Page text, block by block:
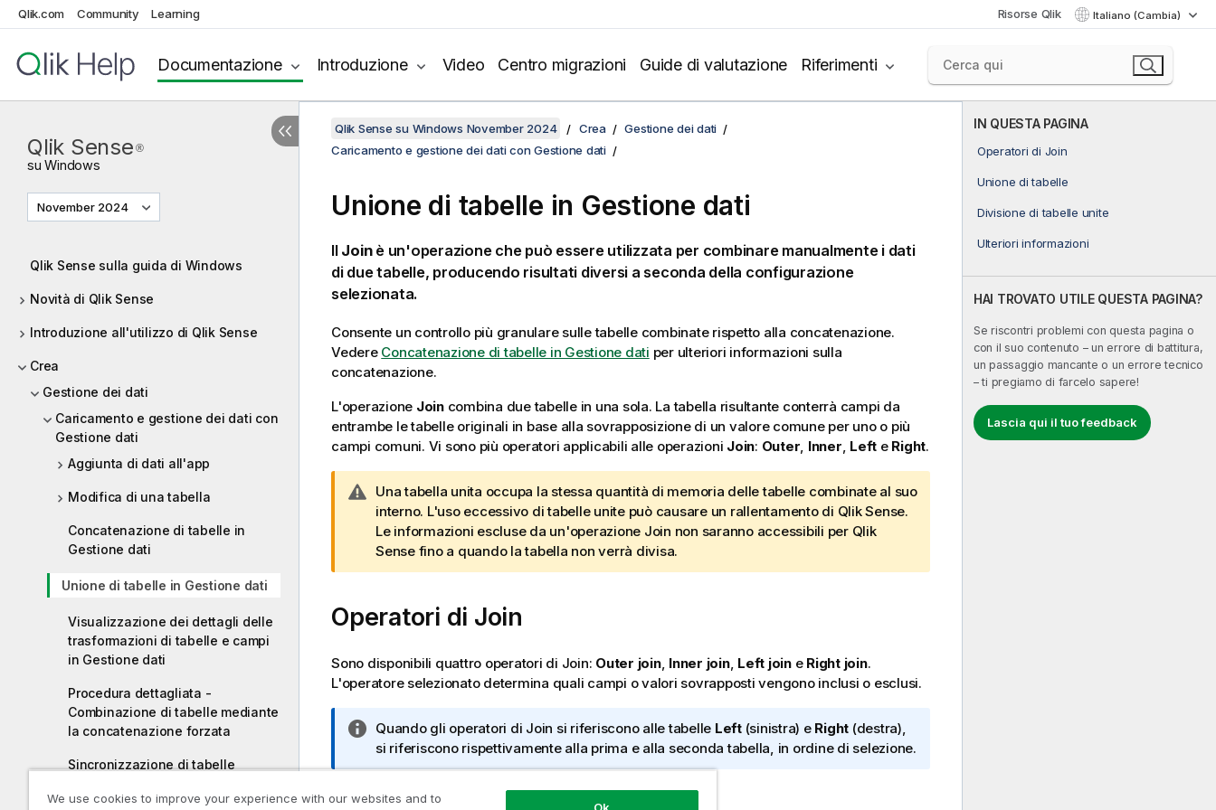
Qlik.com Community Learning Risorse Qlik Italiano (Cambia)
Documentazione Introduzione Video Centro migrazioni Guide di valutazione Riferimenti
Qlik Sense ®
suWindows
November 2024
Qlik Sense sulla guida di Windows
Novità di Qlik Sense
Introduzione all'utilizzo di Qlik Sense
Crea
Gestione dei dati
Caricamento e gestione dei dati con
Gestione dati
Aggiunta di dati all'app
Modifica di una tabella
Concatenazione di tabelle in
Gestione dati
Unione di tabelle in Gestione dati
Visualizzazione dei dettagli delle
trasformazioni di tabelle e campi
in Gestione dati
Procedura dettagliata -
Combinazione di tabelle mediante
la concatenazione forzata
Sincronizzazione di tabelle
Gestione dati
IN QUESTA PAGINA
Operatori di Join
Unione di tabelle
Divisione di tabelle unite
Ulteriori informazioni
HAI TROVATO UTILE QUESTA PAGINA?
Se riscontri problemi con questa pagina o
con il suo contenuto – un errore di battitura,
un passaggio mancante o un errore tecnico
– ti pregiamo di farcelo sapere!
Lascia qui il tuo feedback
Qlik Sense su Windows November 2024 Crea
Gestione dei dati
Caricamento e gestione dei dati con Gestione dati
Unione di tabelle in Gestione dati
Il Joinè un'operazione che può essere utilizzata per combinare manualmente i dati
di due tabelle, producendo risultati diversi a seconda della configurazione
selezionata.
Consente un controllo più granulare sulle tabelle combinate rispetto alla concatenazione.
Vedere Concatenazione di tabelle in Gestione dati per ulteriori informazioni sulla
concatenazione.
L'operazione Joincombina due tabelle in una sola. La tabella risultante conterrà campi da
entrambe le tabelle originali in base alla sovrapposizione di un valore comune per uno o più
campi comuni. Vi sono più operatori applicabili alle operazioni Join: Outer, Inner, Left e Right.
N
o
t
a
d
a
v
i
s
Una tabella unita occupa la stessa quantità di memoria delle tabelle combinate al suo
interno. L'uso eccessivo di tabelle unite può causare un rallentamento di Qlik Sense.
Le informazioni escluse da un'operazione Join non saranno accessibili per Qlik
Sensefino a quando la tabella non verrà divisa.
Operatori di Join
Sono disponibili quattro operatori di Join: Outer join, Inner join, Left joine Right join.
L'operatore selezionato determina quali campi o valori sovrapposti vengono inclusi o esclusi.
N
o
t
Quando gli operatori di Join si riferiscono alle tabelle Left(sinistra) e Right (destra),
si riferiscono rispettivamente alla prima e alla seconda tabella, in ordine di selezione.
We use cookies to improve your experience with our websites and to